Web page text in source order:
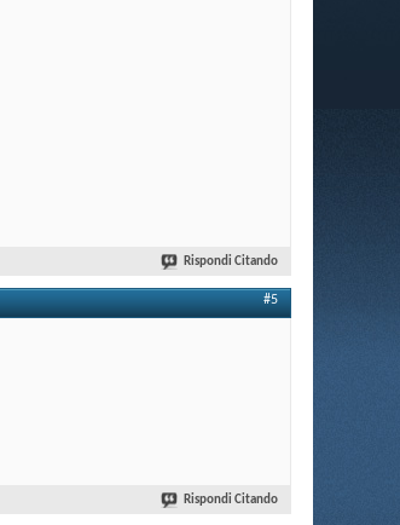
Rispondi Citando
#5
Rispondi Citando